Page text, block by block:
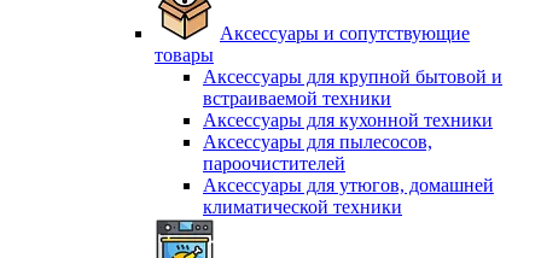
Аксессуары и сопутствующие
товары
Аксессуары для крупной бытовой и
встраиваемой техники
Аксессуары для кухонной техники
Аксессуары для пылесосов,
пароочистителей
Аксессуары для утюгов, домашней
климатической техники